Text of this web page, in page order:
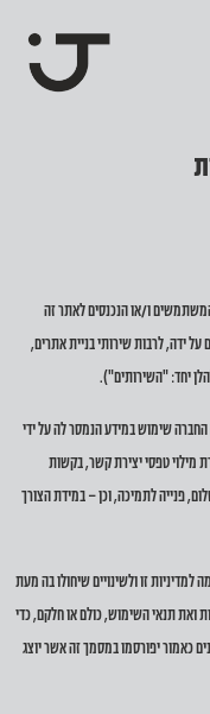
ת
ו/או הנכנסים לאתר זה
ידה, לרבות שירותי בניית אתרים,
יחד: "השירותים").
החברה שימוש במידע הנמסר לה על ידי
מילוי טפסי יצירת קשר, בקשות
פנייה לתמיכה, וכן – במידת הצורך
זו ולשינויים שיחולו בה מעת
ואת תנאי השימוש, כולם או חלקם, כדי
כאמור יפורסמו במסמך זה אשר יוצג